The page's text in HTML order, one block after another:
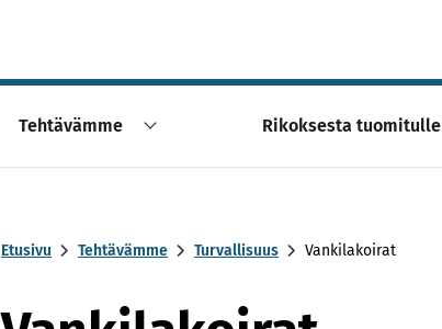
Tehtävämme Rikoksesta tuomitulle
Etusivu Tehtävämme Turvallisuus Vankilakoirat